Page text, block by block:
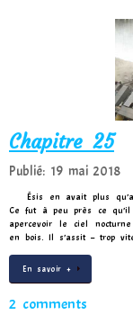
Chapitre 25
Publié: 19 mai 2018
Ésis en avait plus
Ce fut à peu près ce
apercevoir le ciel
en bois. Il s’assit – trop
En savoir +
2 comments